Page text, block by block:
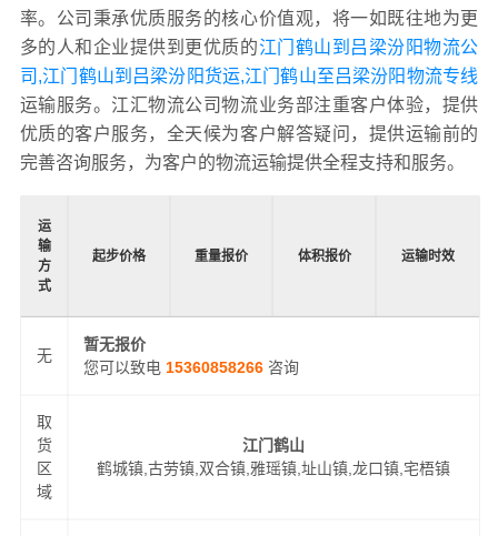
率。公司秉承优质服务的核心价值观，将一如既往地为更
多的人和企业提供到更优质的江门鹤山到吕梁汾阳物流公
司,江门鹤山到吕梁汾阳货运,江门鹤山至吕梁汾阳物流专线
运输服务。江汇物流公司物流业务部注重客户体验，提供
优质的客户服务，全天候为客户解答疑问，提供运输前的
完善咨询服务，为客户的物流运输提供全程支持和服务。
运
输
方
式
起步价格 重量报价 体积报价 运输时效
无
暂无报价
您可以致电 15360858266 咨询
取
货
区
域
江门鹤山
鹤城镇,古劳镇,双合镇,雅瑶镇,址山镇,龙口镇,宅梧镇